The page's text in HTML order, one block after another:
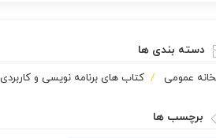
دسته بندی ها
عمومی کتاب های برنامه نویسی و کاربردی
برچسب ها